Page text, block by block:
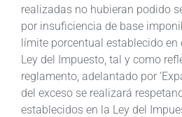
realizadas no hubieran podido
por insuficiencia de base
límite porcentual establecido en
Ley del Impuesto, tal y como
reglamento, adelantado por
del exceso se realizará
establecidos en la Ley del